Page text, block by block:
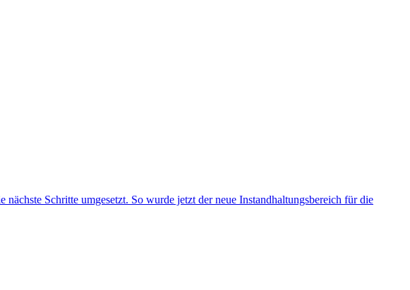
Schritte umgesetzt. So wurde jetzt der neue Instandhaltungsbereich für die